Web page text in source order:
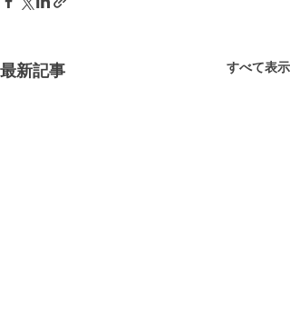
最新記事 すべて表示